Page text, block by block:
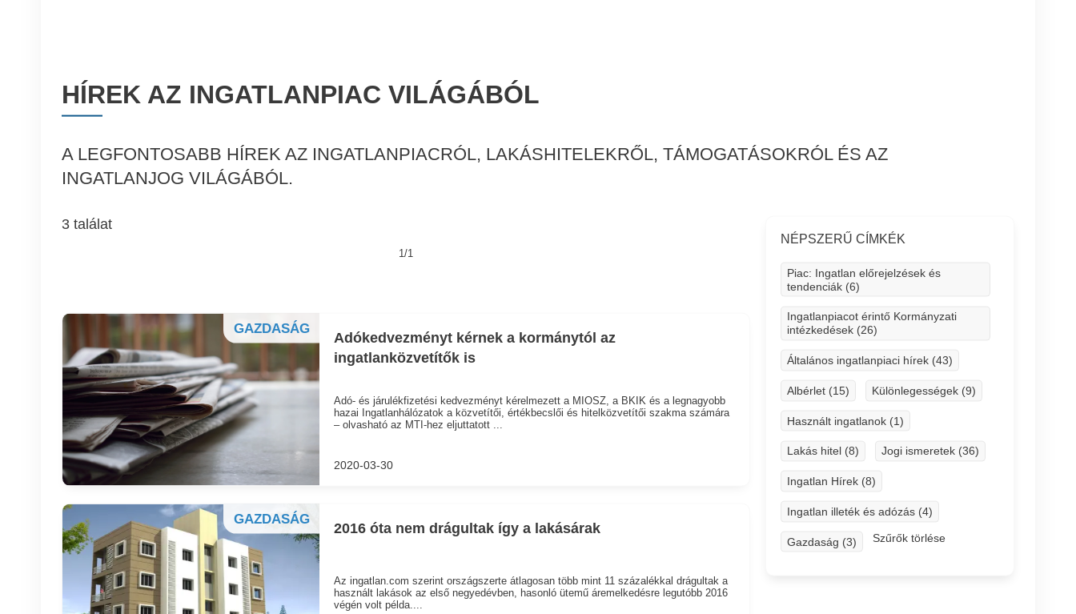
HÍREK AZ INGATLANPIAC VILÁGÁBÓL
A LEGFONTOSABB HÍREK AZ INGATLANPIACRÓL, LAKÁSHITELEKRŐL, TÁMOGATÁSOKRÓL ÉS AZ
INGATLANJOG VILÁGÁBÓL.
3 találat
1/1
GAZDASÁG
Adókedvezményt kérnek a kormánytól az
ingatlanközvetítők is
Adó- és járulékfizetési kedvezményt kérelmezett a MIOSZ, a BKIK és a legnagyobb
hazai Ingatlanhálózatok a közvetítői, értékbecslői és hitelközvetítői szakma számára
– olvasható az MTI-hez eljuttatott ...
2020-03-30
GAZDASÁG
2016 óta nem drágultak így a lakásárak
Az ingatlan.com szerint országszerte átlagosan több mint 11 százalékkal drágultak a
használt lakások az első negyedévben, hasonló ütemű áremelkedésre legutóbb 2016
végén volt példa....
NÉPSZERŰ CÍMKÉK
Piac: Ingatlan előrejelzések és
tendenciák (6)
Ingatlanpiacot érintő Kormányzati
intézkedések (26)
Általános ingatlanpiaci hírek (43)
Albérlet (15) Különlegességek (9)
Használt ingatlanok (1)
Lakás hitel (8) Jogi ismeretek (36)
Ingatlan Hírek (8)
Ingatlan illeték és adózás (4)
Gazdaság (3) Szűrők törlése